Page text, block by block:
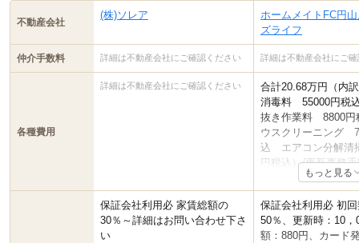
不動産会社
(株)ソレア
ホームメイトFC円
ズライフ
仲介手数料 詳細は不動産会社にご確認ください 詳細は不動産会社にご
各種費用
詳細は不動産会社にご確認ください
合計20.68万円（内
消毒料 55000円税
抜き作業料 8800
ウスクリーニング
込 エアコン分解清
円税込）/更新事務
33000円
もっと見る
保証会社利用必 家賃総額の
30％～詳細はお問い合わせ下さ
い
保証会社利用必 初
50％、更新時：10，
額：880円、カード